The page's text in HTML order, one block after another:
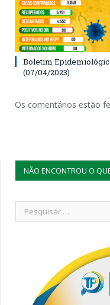
Boletim
(07/04/2023)
Os comentários estão
NÃO ENCONTROU O